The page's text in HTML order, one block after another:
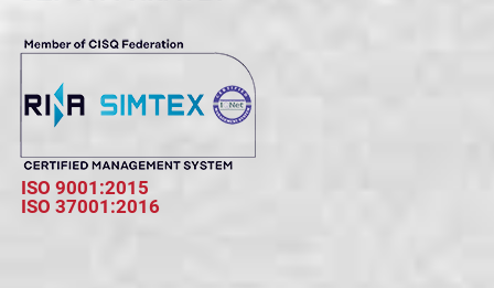
ISO 9001:2015
ISO 37001:2016